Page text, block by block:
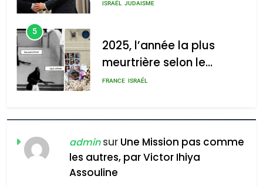
meurtrière selon le rapport
d’ADL contre
l’antisémitisme
admin 0
ISRAÉL JUDAISME
5
2025, l’année la plus
meurtrière selon le
rapport d’ADL contre
FRANCE ISRAÉL
FIÈRE, DIGNE ET RÉSILIENTE :
POURQUOI JE REVENDIQUE
MA JUDAÏTE par Thérèse
Zrihen-Dvir
ISRAÉL JUDAISME
adminsur Une Mission pas comme
les autres, par Victor Ihiya
Assouline